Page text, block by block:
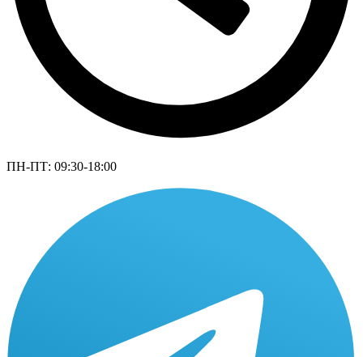
ПН-ПТ: 09:30-18:00